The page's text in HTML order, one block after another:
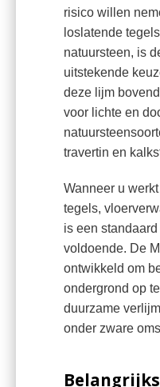
risico willen
loslatende
natuursteen, is
uitstekende
deze lijm
voor lichte en
travertin en
Wanneer u
tegels,
is een
voldoende. De
ontwikkeld om
ondergrond op
duurzame
onder zware